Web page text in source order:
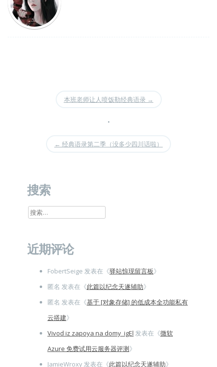
本班老师让人喷饭勒经典语录 →
•
← 经典语录第二季（没多少四川话啦）
搜索
搜
近期评论
FobertSeige 发表在《驿站惊现留言板》
匿名 发表在《此篇以纪念天遂辅助》
匿名 发表在《基于 [对象存储] 的低成本全功能私有
云搭建》
Vivod iz zapoya na domy_igEl 发表在《微软
Azure 免费试用云服务器评测》
JamieWroxy发表在《此篇以纪念天遂辅助》